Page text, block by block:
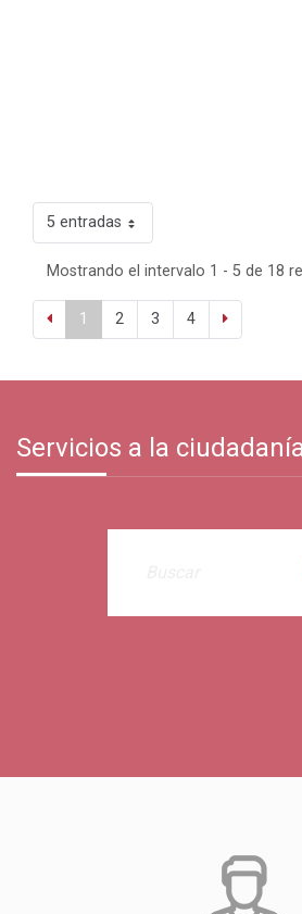
5 entradas
Mostrando el intervalo 1 - 5 de 18
1 2 3 4
Servicios a la